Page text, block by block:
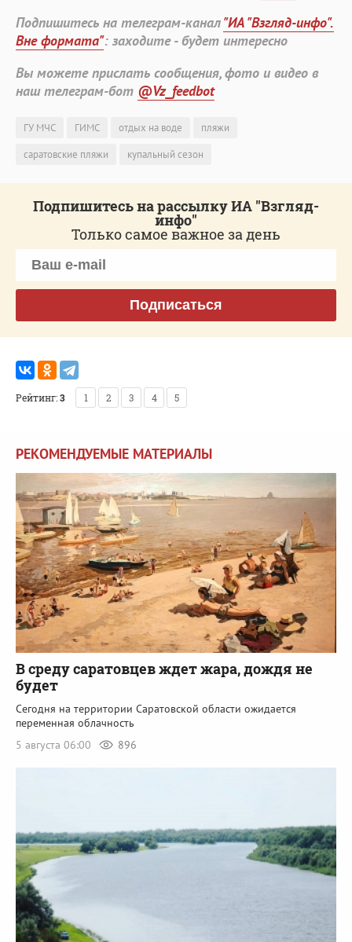
Подпишитесь на телеграм-канал"ИА "Взгляд-инфо".
Вне формата": заходите - будет интересно
Вы можете прислать сообщения, фото и видео в
наш телеграм-бот @Vz_feedbot
ГУ МЧС ГИМС отдых на воде
пляжи
саратовские пляжи
купальный сезон
Подпишитесь на рассылку ИА "Взгляд-
инфо"
Только самое важное за день
Подписаться
Рейтинг:3 1 2 3 4 5
РЕКОМЕНДУЕМЫЕ МАТЕРИАЛЫ
В среду саратовцев ждет жара, дождя не
будет
Сегодня на территории Саратовской области ожидается
переменная облачность
5 августа 06:00
896